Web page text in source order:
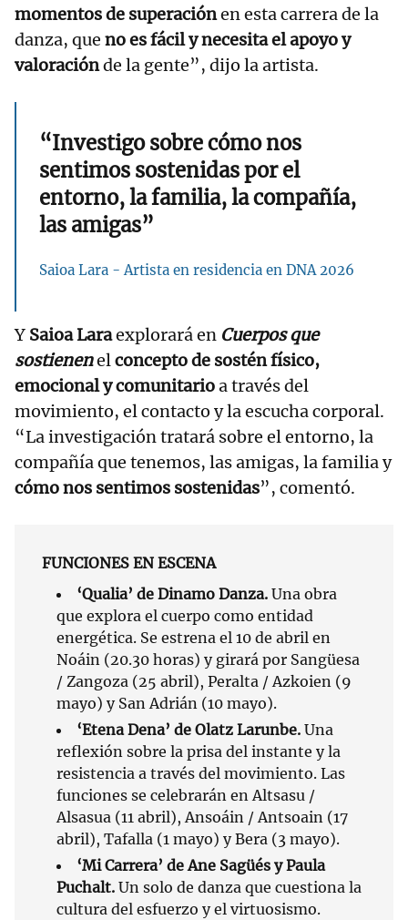
momentos de superaciónen esta carrera de la
danza, que no es fácil y necesita el apoyo y
valoraciónde la gente”, dijo la artista.
“Investigo sobre cómo nos
sentimos sostenidas por el
entorno, la familia, la compañía,
las amigas”
Saioa Lara - Artista en residencia en DNA 2026
Y Saioa Laraexplorará en Cuerpos que
sostienenelconcepto de sostén físico,
emocional y comunitarioa través del
movimiento, el contacto y la escucha corporal.
“La investigación tratará sobre el entorno, la
compañía que tenemos, las amigas, la familia y
cómo nos sentimos sostenidas”, comentó.
FUNCIONES EN ESCENA
‘Qualia’ de Dinamo Danza. Una obra
que explora el cuerpo como entidad
energética. Se estrena el 10 de abril en
Noáin (20.30 horas) y girará por Sangüesa
/ Zangoza (25 abril), Peralta / Azkoien (9
mayo) y San Adrián (10 mayo).
‘Etena Dena’ de Olatz Larunbe. Una
reflexión sobre la prisa del instante y la
resistencia a través del movimiento. Las
funciones se celebrarán en Altsasu /
Alsasua (11 abril), Ansoáin / Antsoain (17
abril), Tafalla (1 mayo) y Bera (3 mayo).
‘Mi Carrera’ de Ane Sagüés y Paula
Puchalt. Un solo de danza que cuestiona la
cultura del esfuerzo y el virtuosismo.